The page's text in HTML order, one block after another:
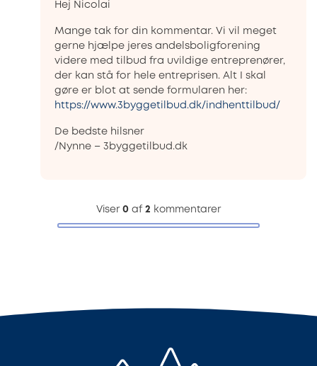
Hej Nicolai
Mange tak for din kommentar. Vi vil meget
gerne hjælpe jeres andelsboligforening
videre med tilbud fra uvildige entreprenører,
der kan stå for hele entreprisen. Alt I skal
gøre er blot at sende formularen her:
https://www.3byggetilbud.dk/indhenttilbud/
De bedste hilsner
/Nynne – 3byggetilbud.dk
Viser 0 af 2 kommentarer